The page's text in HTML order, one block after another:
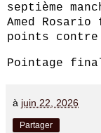
septième
Amed
points contre
Pointage
à juin 22, 2026
Partager